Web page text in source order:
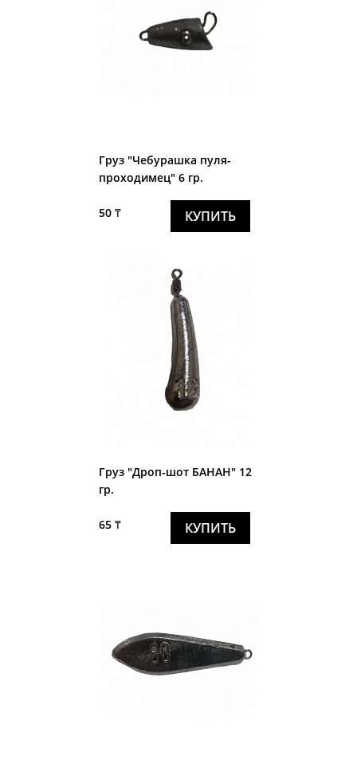
Груз "Чебурашка пуля-
проходимец" 6 гр.
50 ₸ КУПИТЬ
Груз "Дроп-шот БАНАН" 12
гр.
65 ₸ КУПИТЬ